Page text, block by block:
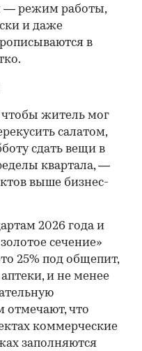
— режим работы,
и даже
в
чтобы житель мог
салатом,
сдать вещи в
квартала, —
выше бизнес-
2026 года и
сечение»
25% под общепит,
и не менее
отмечают, что
коммерческие
заполняются